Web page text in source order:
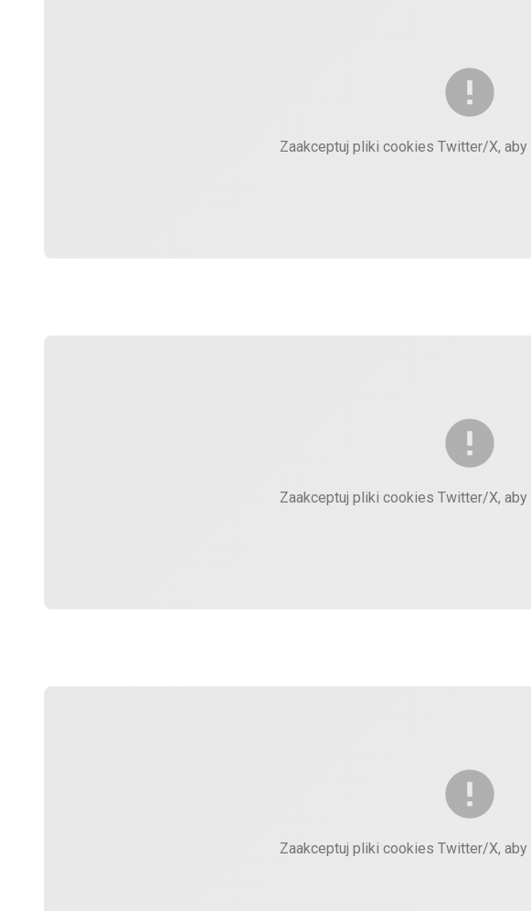
Zaakceptuj pliki cookies Twitter/X,
Zaakceptuj pliki cookies Twitter/X,
Zaakceptuj pliki cookies Twitter/X,